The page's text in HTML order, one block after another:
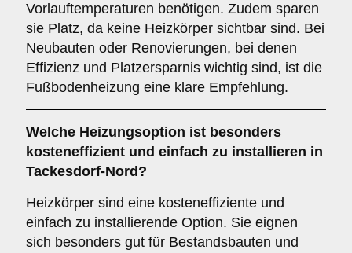
Vorlauftemperaturen benötigen. Zudem sparen
sie Platz, da keine Heizkörper sichtbar sind. Bei
Neubauten oder Renovierungen, bei denen
Effizienz und Platzersparnis wichtig sind, ist die
Fußbodenheizung eine klare Empfehlung.
Welche Heizungsoption ist besonders
kosteneffizient und einfach zu installieren in
Tackesdorf-Nord?
Heizkörper sind eine kosteneffiziente und
einfach zu installierende Option. Sie eignen
sich besonders gut für Bestandsbauten und